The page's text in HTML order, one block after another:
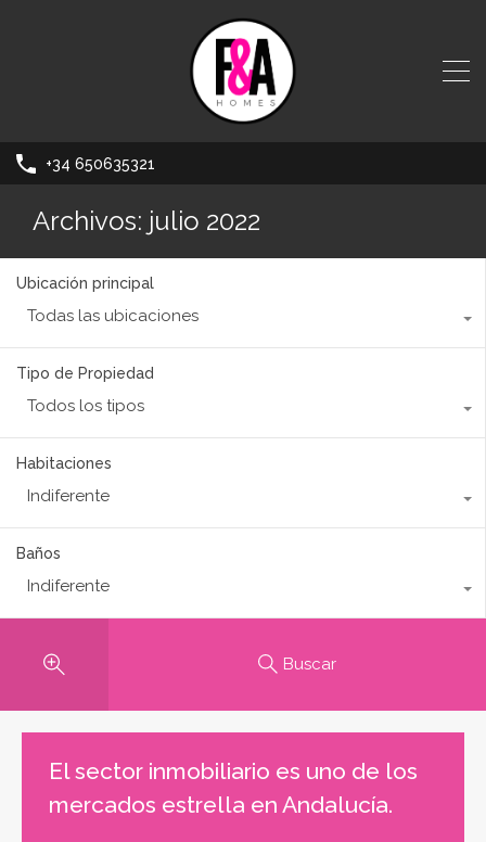
+34 650635321
Archivos: julio 2022
Ubicación principal
Todas las ubicaciones
Tipo de Propiedad
Todos los tipos
Habitaciones
Indiferente
Baños
Indiferente
Buscar
El sector inmobiliario es uno de los
mercados estrella en Andalucía.